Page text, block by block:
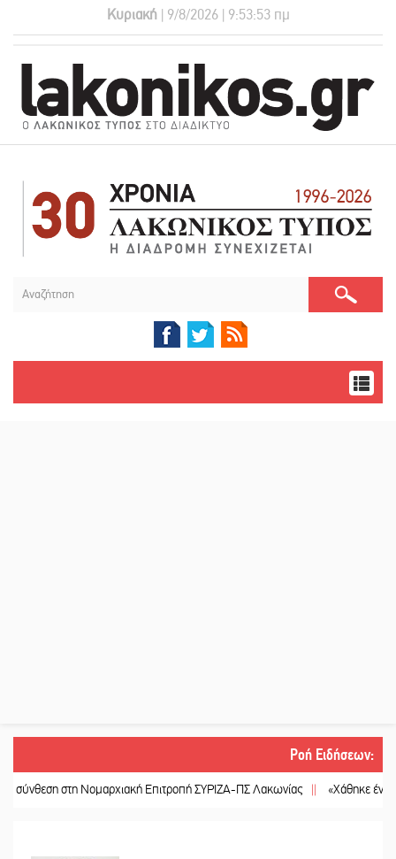
Κυριακή | 9/8/2026 | 9:53:54 πμ
Ροή Ειδήσεων:
Επιτροπή ΣΥΡΙΖΑ-ΠΣ Λακωνίας || «Χάθηκε ένας από τους